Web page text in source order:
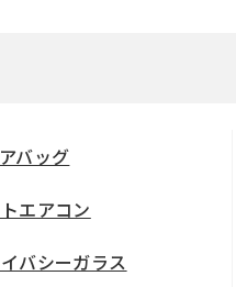
バッグ
エアコン
バシーガラス